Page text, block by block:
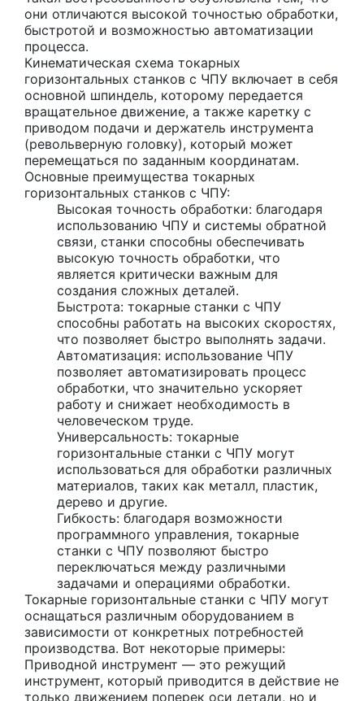
они отличаются высокой точностью обработки,
быстротой и возможностью автоматизации
процесса.
Кинематическая схема токарных
горизонтальных станков с ЧПУ включает в себя
основной шпиндель, которому передается
вращательное движение, а также каретку с
приводом подачи и держатель инструмента
(револьверную головку), который может
перемещаться по заданным координатам.
Основные преимущества токарных
горизонтальных станков с ЧПУ:
Высокая точность обработки: благодаря
использованию ЧПУ и системы обратной
связи, станки способны обеспечивать
высокую точность обработки, что
является критически важным для
создания сложных деталей.
Быстрота: токарные станки с ЧПУ
способны работать на высоких скоростях,
что позволяет быстро выполнять задачи.
Автоматизация: использование ЧПУ
позволяет автоматизировать процесс
обработки, что значительно ускоряет
работу и снижает необходимость в
человеческом труде.
Универсальность: токарные
горизонтальные станки с ЧПУ могут
использоваться для обработки различных
материалов, таких как металл, пластик,
дерево и другие.
Гибкость: благодаря возможности
программного управления, токарные
станки с ЧПУ позволяют быстро
переключаться между различными
задачами и операциями обработки.
Токарные горизонтальные станки с ЧПУ могут
оснащаться различным оборудованием в
зависимости от конкретных потребностей
производства. Вот некоторые примеры:
Приводной инструмент — это режущий
инструмент, который приводится в действие не
только движением поперек оси детали, но и